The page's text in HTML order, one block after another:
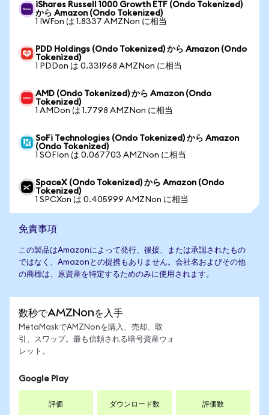
iShares Russell 1000 Growth ETF (Ondo Tokenized)
から Amazon (Ondo Tokenized)
1 IWFon は 1.8337 AMZNon に相当
PDD Holdings (Ondo Tokenized) から Amazon (Ondo
Tokenized)
1 PDDon は 0.331968 AMZNon に相当
AMD (Ondo Tokenized) から Amazon (Ondo
Tokenized)
1 AMDon は 1.7798 AMZNon に相当
SoFi Technologies (Ondo Tokenized) から Amazon
(Ondo Tokenized)
1 SOFIon は 0.067703 AMZNon に相当
SpaceX (Ondo Tokenized) から Amazon (Ondo
Tokenized)
1 SPCXon は 0.405999 AMZNon に相当
免責事項
この製品はAmazonによって発行、後援、または承認されたもの
ではなく、Amazonとの提携もありません。会社名およびその他
の商標は、原資産を特定するためのみに使用されます。
数秒でAMZNonを入手
MetaMaskでAMZNonを購入、売却、取
引、スワップ。最も信頼される暗号資産ウォ
レット。
Google Play
評価 ダウンロード数 評価数